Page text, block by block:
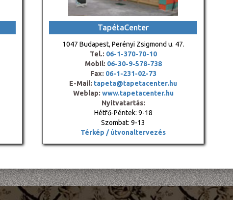
TapétaCenter
1047 Budapest, Perényi Zsigmond u. 47.
Tel.: 06-1-370-70-10
Mobil: 06-30-9-578-738
Fax: 06-1-231-02-73
E-Mail: tapeta@tapetacenter.hu
Weblap: www.tapetacenter.hu
Nyitvatartás:
Hétfő-Péntek: 9-18
Szombat: 9-13
Térkép / útvonaltervezés